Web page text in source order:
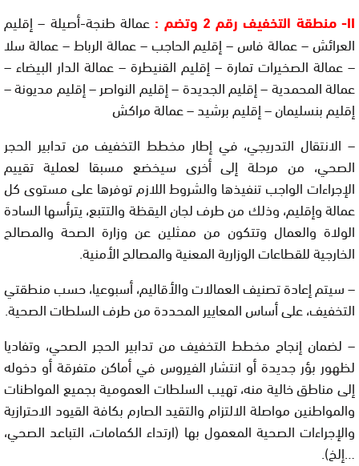
II- منطقة التخفيف رقم 2 وتضم :
عمالة طنجة-أصيلة – إقليم
العرائش – عمالة فاس – إقليم الحاجب – عمالة الرباط – عمالة سلا
– عمالة الصخيرات تمارة – إقليم القنيطرة – عمالة الدار البيضاء –
عمالة المحمدية – إقليم الجديدة – إقليم النواصر – إقليم مديونة –
إقليم بنسليمان – إقليم برشيد – عمالة مراكش
– الانتقال التدريجي، في إطار مخطط التخفيف من تدابير الحجر
الصحي، من مرحلة إلى أخرى سيخضع مسبقا لعملية تقييم
الإجراءات الواجب تنفيذها والشروط اللازم توفرها على مستوى كل
عمالة وإقليم، وذلك من طرف لجان اليقظة والتتبع، يترأسها السادة
الولاة والعمال وتتكون من ممثلين عن وزارة الصحة والمصالح
الخارجية للقطاعات الوزارية المعنية والمصالح الأمنية.
– سيتم إعادة تصنيف العمالات والأقاليم، أسبوعيا، حسب منطقتي
التخفيف، على أساس المعايير المحددة من طرف السلطات الصحية.
– لضمان إنجاح مخطط التخفيف من تدابير الحجر الصحي، وتفاديا
لظهور بؤر جديدة أو انتشار الفيروس في أماكن متفرقة أو دخوله
إلى مناطق خالية منه، تهيب السلطات العمومية بجميع المواطنات
والمواطنين مواصلة الالتزام والتقيد الصارم بكافة القيود الاحترازية
والإجراءات الصحية المعمول بها (ارتداء الكمامات، التباعد الصحي،
…إلخ).